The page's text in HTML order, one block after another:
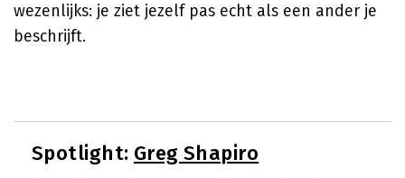
wezenlijks: je ziet jezelf pas echt als een ander je
beschrijft.
Spotlight: Greg Shapiro